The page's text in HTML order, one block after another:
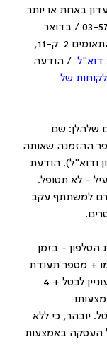
באחת או יותר
מהדרכים הבאות: משלוח פקס למס': 03-5753303 / בדואר
רשום לכתובת: ז'בוטינסקי 35 רמת גן, בניין התאומים 2 ק-11,
דוא"ל / הודעה
של
שלהלן: שם
ההזמנה שאותה
ודוא"ל). הודעת
- לא תטופל.
למשתתף עקב
הטלפון - בזמן
+ מספר תעודת
הזהות שלו + מספר ההזמנה שאותה הוא מעוניין לבטל + 4
יובהר, כי ללא
העסקה באמצעות